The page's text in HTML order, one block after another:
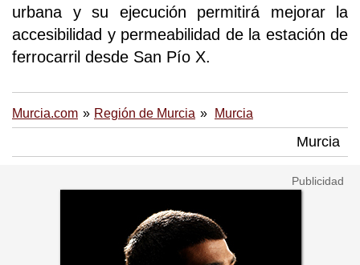
urbana y su ejecución permitirá mejorar la
accesibilidad y permeabilidad de la estación de
ferrocarril desde San Pío X.
Murcia.com Región de Murcia Murcia
Murcia